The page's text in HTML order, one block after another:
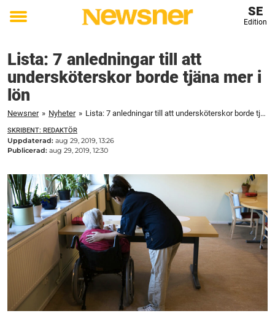
Toggle
SE
Edition
Lista: 7 anledningar till att
undersköterskor borde tjäna mer i
lön
Newsner » Nyheter » Lista: 7 anledningar till att undersköterskor borde tjäna mer i lön
SKRIBENT: REDAKTÖR
Uppdaterad: aug 29, 2019, 13:26
Publicerad: aug 29, 2019, 12:30